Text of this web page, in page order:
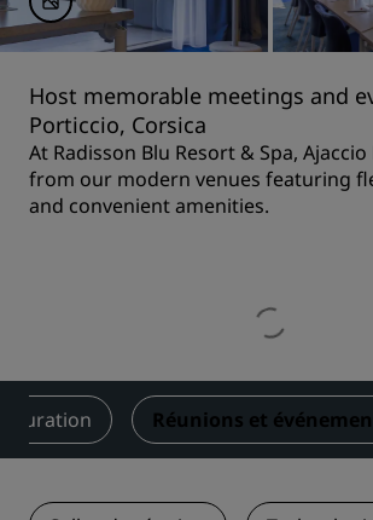
Host memorable meetings and
Porticcio, Corsica
At Radisson Blu Resort & Spa, Ajaccio
from our modern venues featuring
and convenient amenities.
Réunions et